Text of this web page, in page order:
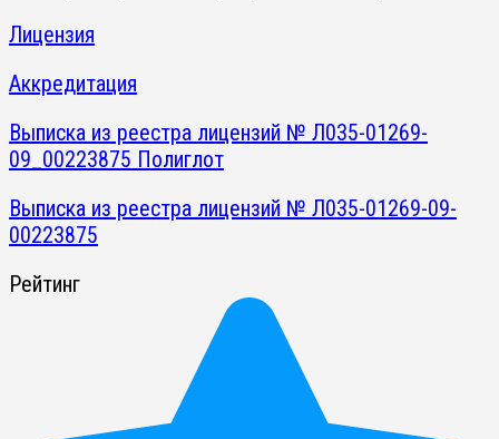
Лицензия
Аккредитация
Выписка из реестра лицензий № Л035-01269-
09_00223875 Полиглот
Выписка из реестра лицензий № Л035-01269-09-
00223875
Рейтинг